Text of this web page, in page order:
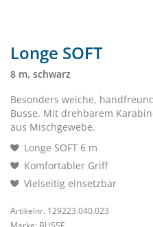
Longe SOFT
8 m, schwarz
Besonders weiche,
Busse. Mit drehbarem
aus Mischgewebe.
Longe SOFT 6 m
Komfortabler Griff
Vielseitig einsetzbar
Artikelnr. 129223.040.023